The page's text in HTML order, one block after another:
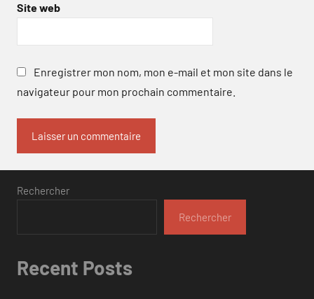
Site web
Enregistrer mon nom, mon e-mail et mon site dans le
navigateur pour mon prochain commentaire.
Rechercher
Rechercher
Recent Posts